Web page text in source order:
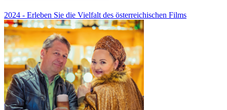
2024 - Erleben Sie die Vielfalt des österreichischen Films